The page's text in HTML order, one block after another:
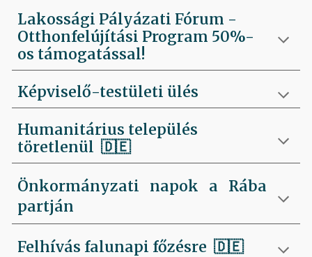
Lakossági Pályázati Fórum -
Otthonfelújítási Program 50%-
os támogatással!
Képviselő-testületi ülés
Humanitárius település
töretlenül🇩🇪
Önkormányzati napok a Rába
partján
Felhívás falunapi főzésre🇩🇪